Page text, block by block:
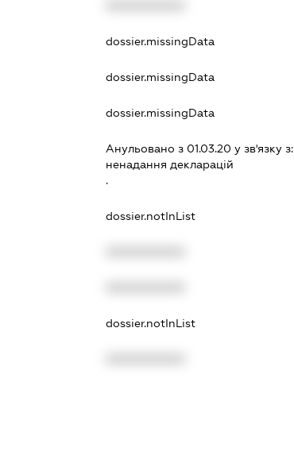
dossier.missingData
dossier.missingData
dossier.missingData
Анульовано з 01.03.20 у зв'язку з:
ненадання декларацiй
.
dossier.notInList
dossier.notInList